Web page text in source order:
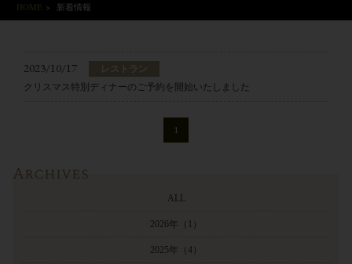
HOME > 新着情報
2023/10/17
レストラン
クリスマス特別ディナーのご予約を開始いたしました
1
Archives
ALL
2026年 （1）
2025年 （4）